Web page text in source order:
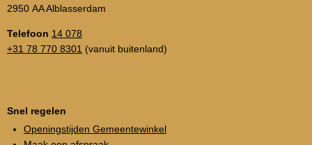
2950 AA Alblasserdam
Telefoon 14 078
+31 78 770 8301 (vanuit buitenland)
Snel regelen
Openingstijden Gemeentewinkel